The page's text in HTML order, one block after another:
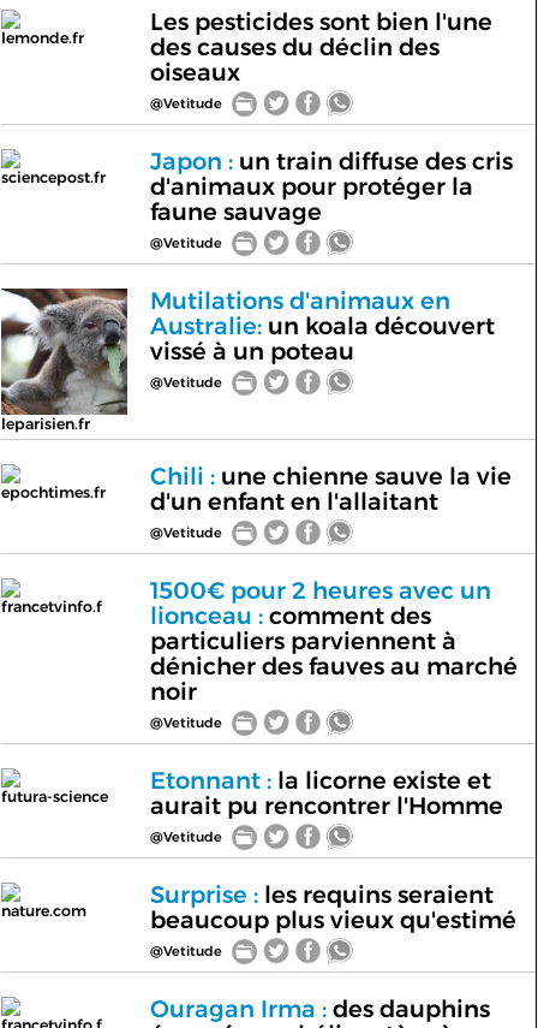
lemonde.fr
Les pesticides sont bien l'une
des causes du déclin des
oiseaux
@Vetitude
sciencepost.fr
Japon :un train diffuse des cris
d'animaux pour protéger la
faune sauvage
@Vetitude
leparisien.fr
Mutilations d'animaux en
Australie:un koala découvert
vissé à un poteau
@Vetitude
epochtimes.fr
Chili :une chienne sauve la vie
d'un enfant en l'allaitant
@Vetitude
francetvinfo.f
1500€ pour 2 heures avec un
lionceau :comment des
particuliers parviennent à
dénicher des fauves au marché
noir
@Vetitude
futura-science
Etonnant :la licorne existe et
aurait pu rencontrer l'Homme
@Vetitude
nature.com
Surprise :les requins seraient
beaucoup plus vieux qu'estimé
@Vetitude
Ouragan Irma :des dauphins